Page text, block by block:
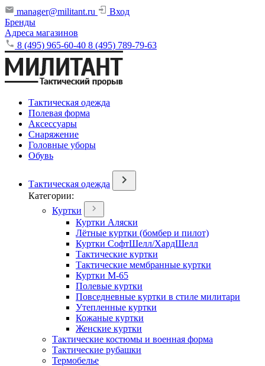
manager@militant.ru
Вход
Бренды
Адреса магазинов
8 (495) 965-60-40 8 (495) 789-79-63
Тактическая одежда
Полевая форма
Аксессуары
Снаряжение
Головные уборы
Обувь
Тактическая одежда
Категории:
Куртки
Куртки Аляски
Лётные куртки (бомбер и пилот)
Куртки СофтШелл/ХардШелл
Тактические куртки
Тактические мембранные куртки
Куртки М-65
Полевые куртки
Повседневные куртки в стиле милитари
Утепленные куртки
Кожаные куртки
Женские куртки
Тактические костюмы и военная форма
Тактические рубашки
Термобелье